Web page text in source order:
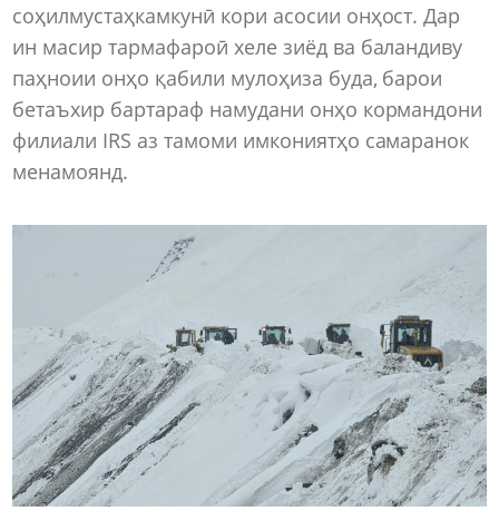
соҳилмустаҳкамкунӣ кори асосии онҳост. Дар
ин масир тармафароӣ хеле зиёд ва баландиву
паҳноии онҳо қабили мулоҳиза буда, барои
бетаъхир бартараф намудани онҳо кормандони
филиали IRS аз тамоми имкониятҳо самаранок
менамоянд.